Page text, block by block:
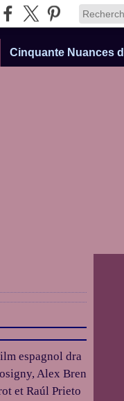
espagnol dra
Alex Bren
et Raúl Prieto